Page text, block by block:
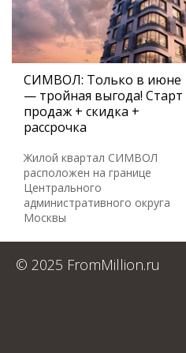
СИМВОЛ: Только в июне
— тройная выгода! Старт
продаж + скидка +
рассрочка
Жилой квартал СИМВОЛ
расположен на границе
Центрального
административного округа
Москвы
© 2025 FromMillion.ru